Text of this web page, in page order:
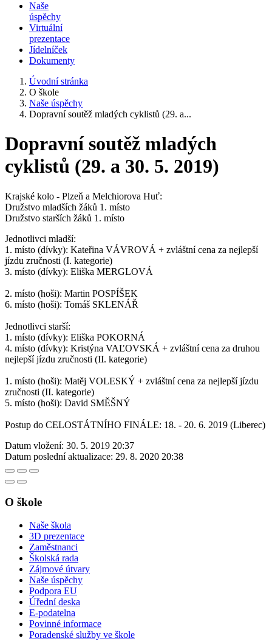
Naše
úspěchy
Virtuální
prezentace
Jídelníček
Dokumenty
Úvodní stránka
O škole
Naše úspěchy
Dopravní soutěž mladých cyklistů (29. a...
Dopravní soutěž mladých
cyklistů (29. a 30. 5. 2019)
Krajské kolo - Plzeň a Melchiorova Huť:
Družstvo mladších žáků 1. místo
Družstvo starších žáků 1. místo
Jednotlivci mladší:
1. místo (dívky): Kateřina VÁVROVÁ + zvláštní cena za nejlepší
jízdu zručnosti (I. kategorie)
3. místo (dívky): Eliška MERGLOVÁ
2. místo (hoši): Martin POSPÍŠEK
6. místo (hoši): Tomáš SKLENÁŘ
Jednotlivci starší:
1. místo (dívky): Eliška POKORNÁ
4. místo (dívky): Kristýna VAĽOVSKÁ + zvláštní cena za druhou
nejlepší jízdu zručnosti (II. kategorie)
1. místo (hoši): Matěj VOLESKÝ + zvláštní cena za nejlepší jízdu
zručnosti (II. kategorie)
5. místo (hoši): David SMĚŠNÝ
Postup do CELOSTÁTNÍHO FINÁLE: 18. - 20. 6. 2019 (Liberec)
Datum vložení: 30. 5. 2019 20:37
Datum poslední aktualizace: 29. 8. 2020 20:38
O škole
Naše škola
3D prezentace
Zaměstnanci
Školská rada
Zájmové útvary
Naše úspěchy
Podpora EU
Úřední deska
E-podatelna
Povinné informace
Poradenské služby ve škole